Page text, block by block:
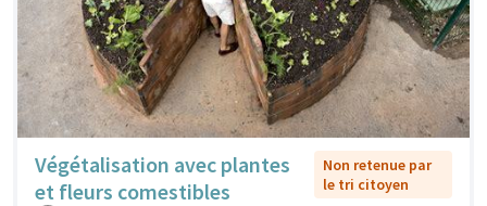
Végétalisation avec plantes
et fleurs comestibles
Non retenue par
le tri citoyen